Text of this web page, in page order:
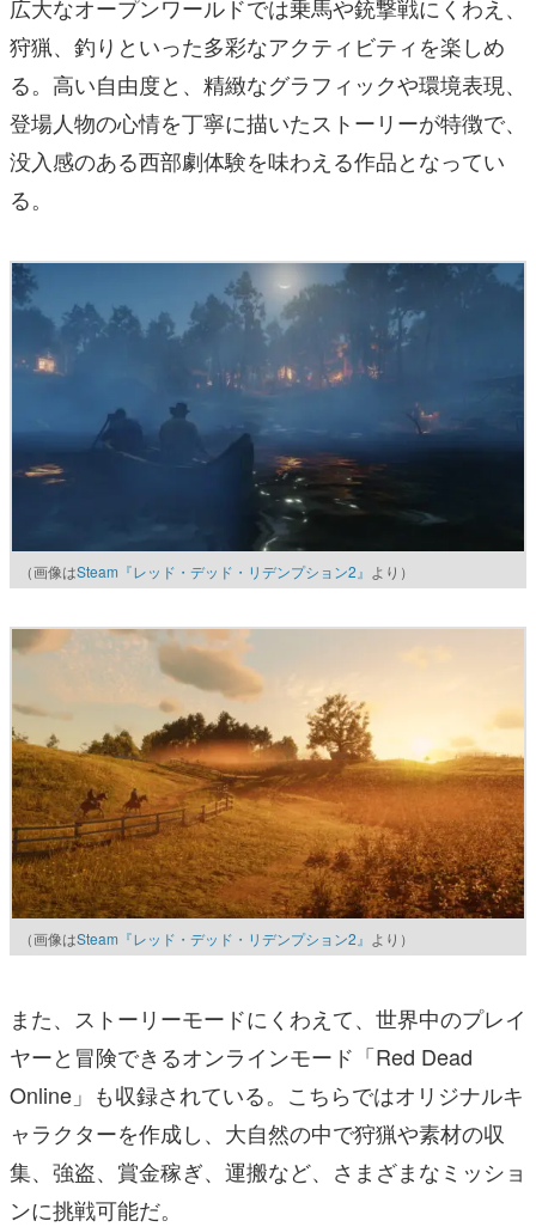
広大なオープンワールドでは乗馬や銃撃戦にくわえ、
狩猟、釣りといった多彩なアクティビティを楽しめ
る。高い自由度と、精緻なグラフィックや環境表現、
登場人物の心情を丁寧に描いたストーリーが特徴で、
没入感のある西部劇体験を味わえる作品となってい
る。
（画像はSteam『レッド・デッド・リデンプション2』 より）
（画像はSteam『レッド・デッド・リデンプション2』 より）
また、ストーリーモードにくわえて、世界中のプレイ
ヤーと冒険できるオンラインモード「Red Dead
Online」も収録されている。こちらではオリジナルキ
ャラクターを作成し、大自然の中で狩猟や素材の収
集、強盗、賞金稼ぎ、運搬など、さまざまなミッショ
ンに挑戦可能だ。